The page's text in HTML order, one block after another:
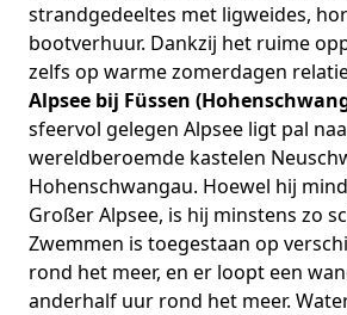
strandgedeeltes met ligweides,
bootverhuur. Dankzij het ruime
zelfs op warme zomerdagen
Alpsee bij Füssen
sfeervol gelegen Alpsee ligt pal
wereldberoemde kastelen
Hohenschwangau. Hoewel hij
Großer Alpsee, is hij minstens zo
Zwemmen is toegestaan op
rond het meer, en er loopt een
anderhalf uur rond het meer.